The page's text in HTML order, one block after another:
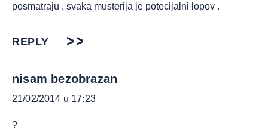
posmatraju , svaka musterija je potecijalni lopov .
REPLY
nisam bezobrazan
21/02/2014 u 17:23
?